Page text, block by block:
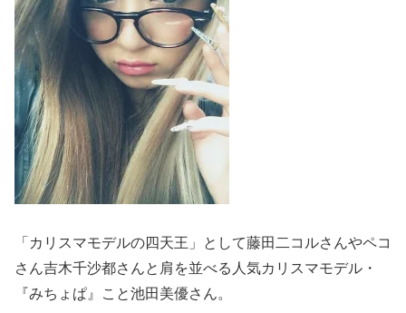
「カリスマモデルの四天王」として藤田二コルさんやペコ
さん吉木千沙都さんと肩を並べる人気カリスマモデル・
『みちょぱ』こと池田美優さん。